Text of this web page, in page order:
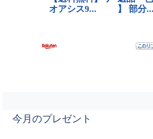
今月のプレゼント